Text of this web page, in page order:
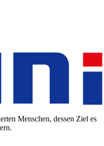
Menschen, dessen Ziel es